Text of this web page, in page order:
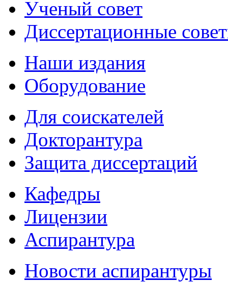
Ученый совет
Диссертационные
Наши издания
Оборудование
Для соискателей
Докторантура
Защита диссертаций
Кафедры
Лицензии
Аспирантура
Новости аспирантуры